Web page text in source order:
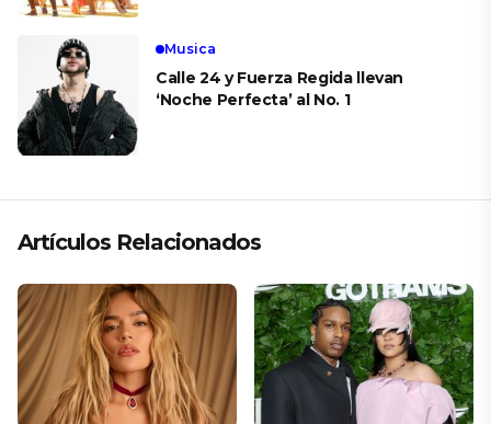
Musica
Calle 24 y Fuerza Regida llevan
‘Noche Perfecta’ al No. 1
Artículos Relacionados